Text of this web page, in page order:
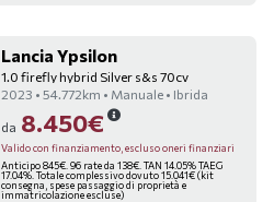
Lancia Ypsilon
1.0 firefly hybrid Silver s&s 70cv
2023 • 54.772km • Manuale • Ibrida
da 8.450€
Valido con finanziamento, escluso oneri finanziari
Anticipo 845€. 96 rate da 138€. TAN 14.05% TAEG
17.04%. Totale complessivo dovuto 15.041€ (kit
consegna, spese passaggio di proprietà e
immatricolazione escluse)